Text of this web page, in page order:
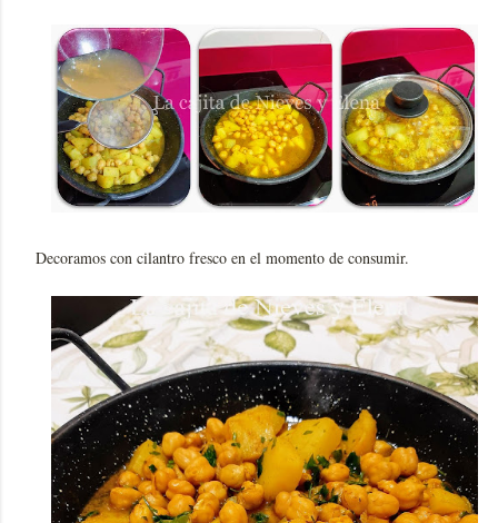
Decoramos con cilantro fresco en el momento de consumir.